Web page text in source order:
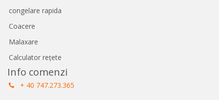
congelare rapida
Coacere
Malaxare
Calculator rețete
Info comenzi
+ 40 747.273.365